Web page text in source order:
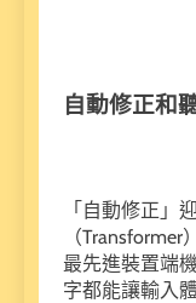
自動修正和
「自動修正」
（
最先進裝置端
字都能讓輸入